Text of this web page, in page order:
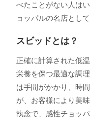
べたことがない人は
ョッパルの名店とし
スビッドとは？
正確に計算された低
栄養を保つ最適な調
は手間がかかり、時
が、お客様により美
執念で、感性チョッ